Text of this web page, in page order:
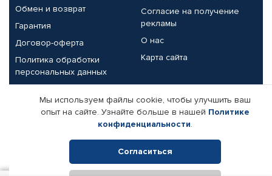
Обмен и возврат
Гарантия
Договор-оферта
Политика обработки
персональных данных
Согласие на получение
рекламы
О нас
Карта сайта
Партнерам
Корпоративным клиентам
Поставщикам
Реквизиты компании
Мы используем файлы cookie, чтобы улучшить ваш
опыт на сайте. Узнайте больше в нашей Политике
конфиденциальности.
Согласиться